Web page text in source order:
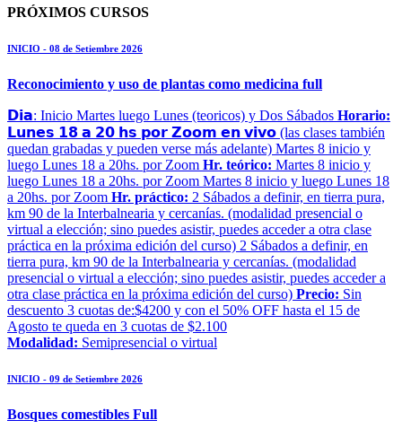
PRÓXIMOS CURSOS
INICIO - 08 de Setiembre 2026
Reconocimiento y uso de plantas como medicina full
𝗗𝗶𝗮: Inicio Martes luego Lunes (teoricos) y Dos Sábados Horario:
𝗟𝘂𝗻𝗲𝘀 𝟭𝟴 𝗮 𝟮𝟬 𝗵𝘀 𝗽𝗼𝗿 𝗭𝗼𝗼𝗺 𝗲𝗻 𝘃𝗶𝘃𝗼 (las clases también
quedan grabadas y pueden verse más adelante) Martes 8 inicio y
luego Lunes 18 a 20hs. por Zoom Hr. teórico: Martes 8 inicio y
luego Lunes 18 a 20hs. por Zoom Martes 8 inicio y luego Lunes 18
a 20hs. por Zoom Hr. práctico: 2 Sábados a definir, en tierra pura,
km 90 de la Interbalnearia y cercanías. (modalidad presencial o
virtual a elección; sino puedes asistir, puedes acceder a otra clase
práctica en la próxima edición del curso) 2 Sábados a definir, en
tierra pura, km 90 de la Interbalnearia y cercanías. (modalidad
presencial o virtual a elección; sino puedes asistir, puedes acceder a
otra clase práctica en la próxima edición del curso) Precio: Sin
descuento 3 cuotas de:$4200 y con el 50% OFF hasta el 15 de
Agosto te queda en 3 cuotas de $2.100
Modalidad: Semipresencial o virtual
INICIO - 09 de Setiembre 2026
Bosques comestibles Full